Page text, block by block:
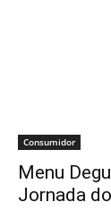
Consumidor
Menu
Jornada